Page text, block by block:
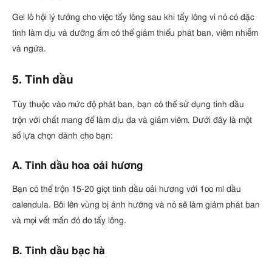
Gel lô hội lý tưởng cho việc tẩy lông sau khi tẩy lông vì nó có đặc
tính làm dịu và dưỡng ẩm có thể giảm thiểu phát ban, viêm nhiễm
và ngứa.
5. Tinh dầu
Tùy thuộc vào mức độ phát ban, bạn có thể sử dụng tinh dầu
trộn với chất mang để làm dịu da và giảm viêm. Dưới đây là một
số lựa chọn dành cho bạn:
A. Tinh dầu hoa oải hương
Bạn có thể trộn 15-20 giọt tinh dầu oải hương với 1oo ml dầu
calendula. Bôi lên vùng bị ảnh hưởng và nó sẽ làm giảm phát ban
và mọi vết mẩn đỏ do tẩy lông.
B. Tinh dầu bạc hà